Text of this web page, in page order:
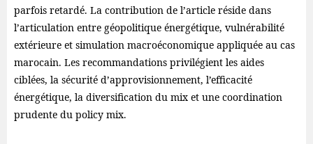
parfois retardé. La contribution de l’article réside dans
l’articulation entre géopolitique énergétique, vulnérabilité
extérieure et simulation macroéconomique appliquée au cas
marocain. Les recommandations privilégient les aides
ciblées, la sécurité d’approvisionnement, l’efficacité
énergétique, la diversification du mix et une coordination
prudente du policy mix.